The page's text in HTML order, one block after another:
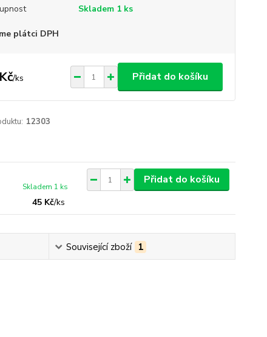
Skladem 1 ks
plátci DPH
/ks Přidat do košíku
12303
45 Kč/ks
Skladem 1 ks
Přidat do košíku
Související zboží 1